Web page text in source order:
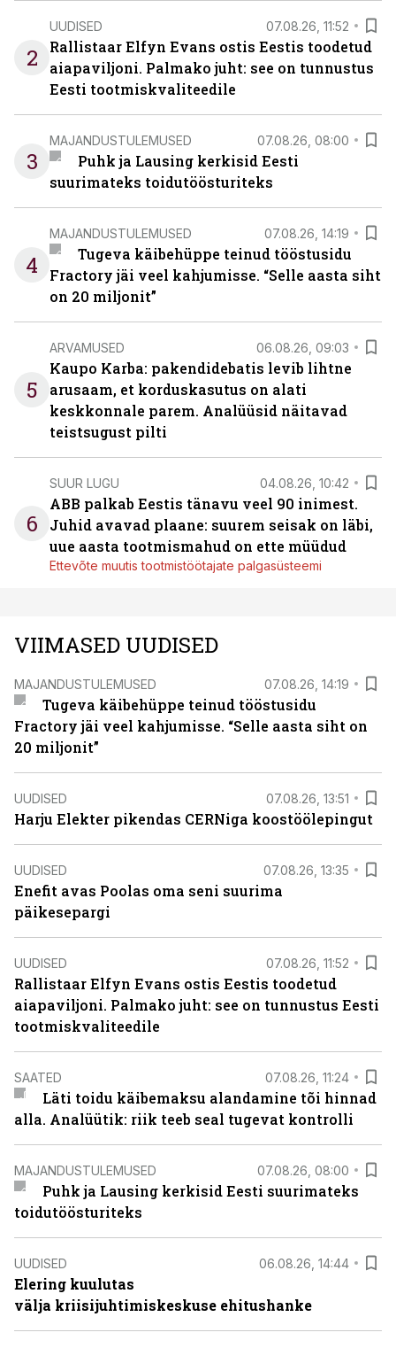
2
UUDISED 07.08.26, 11:52
Rallistaar Elfyn Evans ostis Eestis toodetud
aiapaviljoni. Palmako juht: see on tunnustus
Eesti tootmiskvaliteedile
3
MAJANDUSTULEMUSED 07.08.26, 08:00
Puhk ja Lausing kerkisid Eesti
suurimateks toidutöösturiteks
4
MAJANDUSTULEMUSED 07.08.26, 14:19
Tugeva käibehüppe teinud tööstusidu
Fractory jäi veel kahjumisse. “Selle aasta siht
on 20 miljonit”
5
ARVAMUSED 06.08.26, 09:03
Kaupo Karba: pakendidebatis levib lihtne
arusaam, et korduskasutus on alati
keskkonnale parem. Analüüsid näitavad
teistsugust pilti
6
SUUR LUGU 04.08.26, 10:42
ABB palkab Eestis tänavu veel 90 inimest.
Juhid avavad plaane: suurem seisak on läbi,
uue aasta tootmismahud on ette müüdud
Ettevõte muutis tootmistöötajate palgasüsteemi
VIIMASED UUDISED
MAJANDUSTULEMUSED 07.08.26, 14:19
Tugeva käibehüppe teinud tööstusidu
Fractory jäi veel kahjumisse. “Selle aasta siht on
20 miljonit”
UUDISED 07.08.26, 13:51
Harju Elekter pikendas CERNiga koostöölepingut
UUDISED 07.08.26, 13:35
Enefit avas Poolas oma seni suurima
päikesepargi
UUDISED 07.08.26, 11:52
Rallistaar Elfyn Evans ostis Eestis toodetud
aiapaviljoni. Palmako juht: see on tunnustus Eesti
tootmiskvaliteedile
SAATED 07.08.26, 11:24
Läti toidu käibemaksu alandamine tõi hinnad
alla. Analüütik: riik teeb seal tugevat kontrolli
MAJANDUSTULEMUSED 07.08.26, 08:00
Puhk ja Lausing kerkisid Eesti suurimateks
toidutöösturiteks
UUDISED 06.08.26, 14:44
Elering kuulutas
välja kriisijuhtimiskeskuse ehitushanke